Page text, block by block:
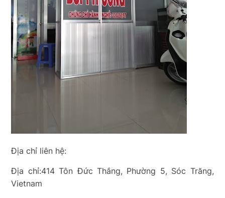
Địa chỉ liên hệ:
Địa chỉ:414 Tôn Đức Thắng, Phường 5, Sóc Trăng,
Vietnam